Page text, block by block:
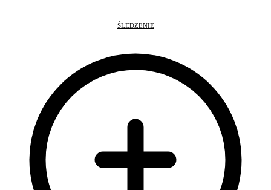
ŚLEDZENIE